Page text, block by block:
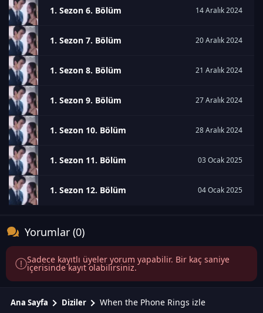
1. Sezon 6. Bölüm 14 Aralık 2024
1. Sezon 7. Bölüm 20 Aralık 2024
1. Sezon 8. Bölüm 21 Aralık 2024
1. Sezon 9. Bölüm 27 Aralık 2024
1. Sezon 10. Bölüm 28 Aralık 2024
1. Sezon 11. Bölüm 03 Ocak 2025
1. Sezon 12. Bölüm 04 Ocak 2025
Yorumlar (0)
Sadece kayıtlı üyeler yorum yapabilir. Bir kaç saniye
içerisinde kayıt olabilirsiniz.
Ana Sayfa Diziler When the Phone Rings izle